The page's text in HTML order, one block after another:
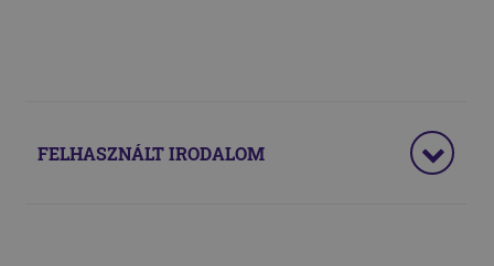
FELHASZNÁLT IRODALOM